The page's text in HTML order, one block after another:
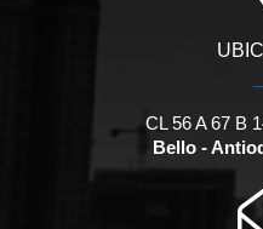
CL 56 A 67 B
Bello -